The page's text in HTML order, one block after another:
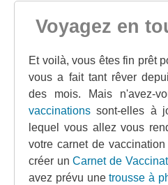
Voyagez en
Et voilà, vous êtes fin prêt
vous a fait tant rêver
des mois. Mais n'avez-
vaccinations sont-elles à
lequel vous allez vous
votre carnet de
créer unCarnet de
avez prévu unetrousse à